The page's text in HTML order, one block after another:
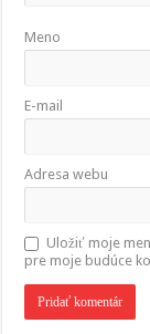
Meno
E-mail
Adresa webu
Uložiť moje
pre moje budúce